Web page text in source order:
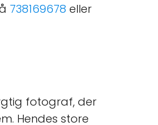
738169678 eller
fotograf, der
Hendes store